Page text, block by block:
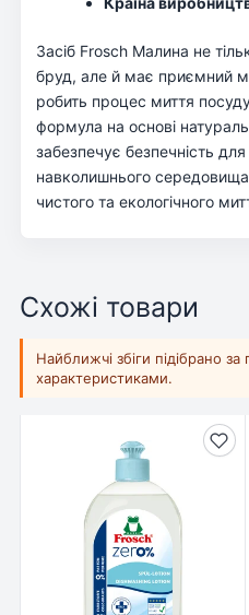
Засіб Frosch Малина не
бруд, але й має приємний
робить процес миття
формула на основі
забезпечує безпечність
навколишнього
чистого та екологічного
Схожі товари
Найближчі збіги підібрано
характеристиками.